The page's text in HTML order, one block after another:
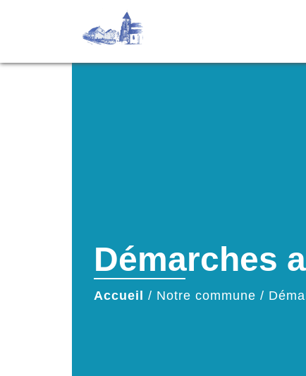
Démarches
Accueil / Notre commune /